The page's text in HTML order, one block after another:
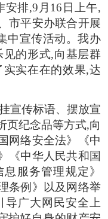
安排,9 月 16 日 上午,
市平安办联合开展
中宣传活动。我办
的形式,向基层群
实在在的效果,达
宣传标语、摆放宣
页纪念品等方式,向
网络安全法》《中
《中华人民共和国
服务管理规定》
条例》以及网络举
导广大网民安全上